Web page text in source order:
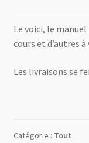
0 Article 0,00 €
Le voici, le
cours et d’autres à
Les livraisons se
Catégorie : Tout